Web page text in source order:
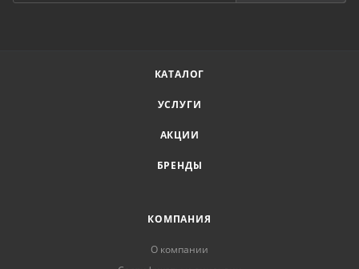
КАТАЛОГ
УСЛУГИ
АКЦИИ
БРЕНДЫ
КОМПАНИЯ
О компании